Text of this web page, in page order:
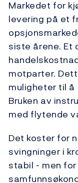
Markedet for
levering på et
siste årene. Et
motparter.
muligheter til å
Bruken av
med flytende
Det koster for
svingninger i
stabil - men